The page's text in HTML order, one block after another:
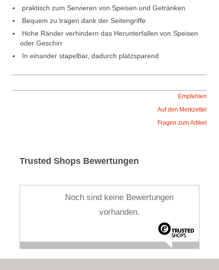
 praktisch zum Servieren von Speisen und Getränken
 Bequem zu tragen dank der Seitengriffe
 Hohe Ränder verhindern das Herunterfallen von Speisen
oder Geschirr
 In einander stapelbar, dadurch platzsparend
Empfehlen
Auf den Merkzettel
Fragen zum Artikel
Trusted Shops Bewertungen
Noch sind keine Bewertungen
vorhanden.